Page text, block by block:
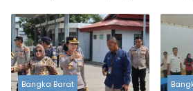
Bangka Barat